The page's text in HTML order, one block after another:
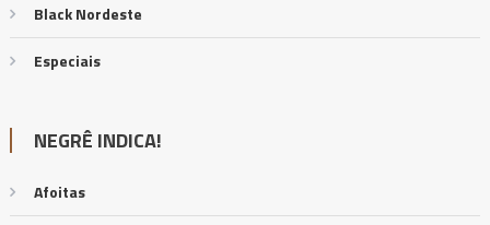
Black Nordeste
Especiais
NEGRÊ INDICA!
Afoitas